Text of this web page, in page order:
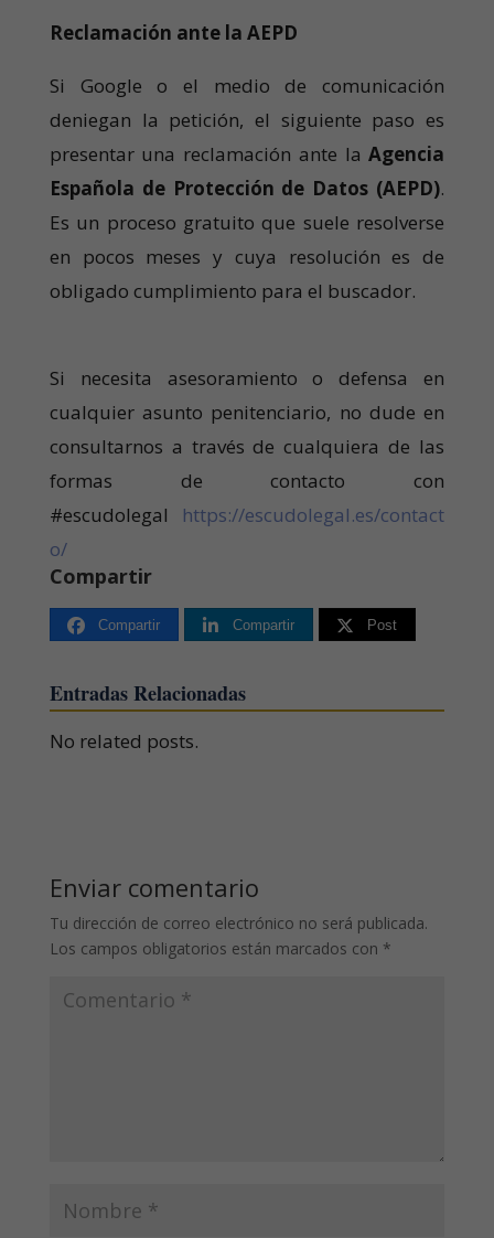
Reclamación ante la AEPD
Si Google o el medio de comunicación
deniegan la petición, el siguiente paso es
presentar una reclamación ante laAgencia
Española de Protección de Datos (AEPD).
Es un proceso gratuito que suele resolverse
en pocos meses y cuya resolución es de
obligado cumplimiento para el buscador.
Si necesita asesoramiento o defensa en
cualquier asunto penitenciario, no dude en
consultarnos a través de cualquiera de las
formas de contacto con
#escudolegal https://escudolegal.es/contact
o/
Compartir
Compartir Compartir Post
Entradas Relacionadas
No related posts.
Enviar comentario
Tu dirección de correo electrónico no será publicada.
Los campos obligatorios están marcados con *